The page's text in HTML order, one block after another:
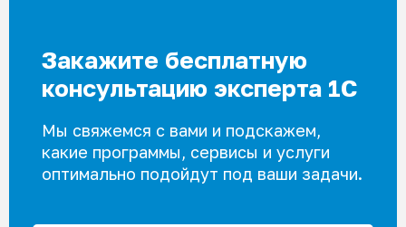
Закажите бесплатную
консультацию эксперта 1С
Мы свяжемся с вами и подскажем,
какие программы, сервисы и услуги
оптимально подойдут под ваши задачи.